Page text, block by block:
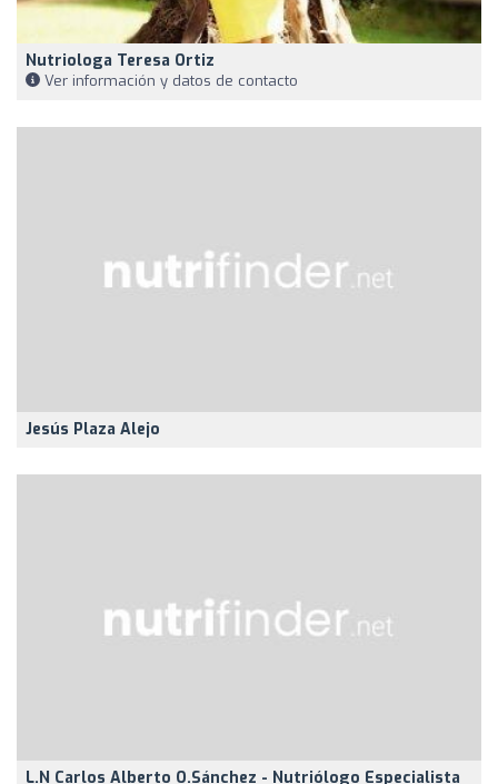
Nutriologa Teresa Ortiz
Ver información y datos de contacto
Jesús Plaza Alejo
L.N Carlos Alberto O.Sánchez - Nutriólogo Especialista